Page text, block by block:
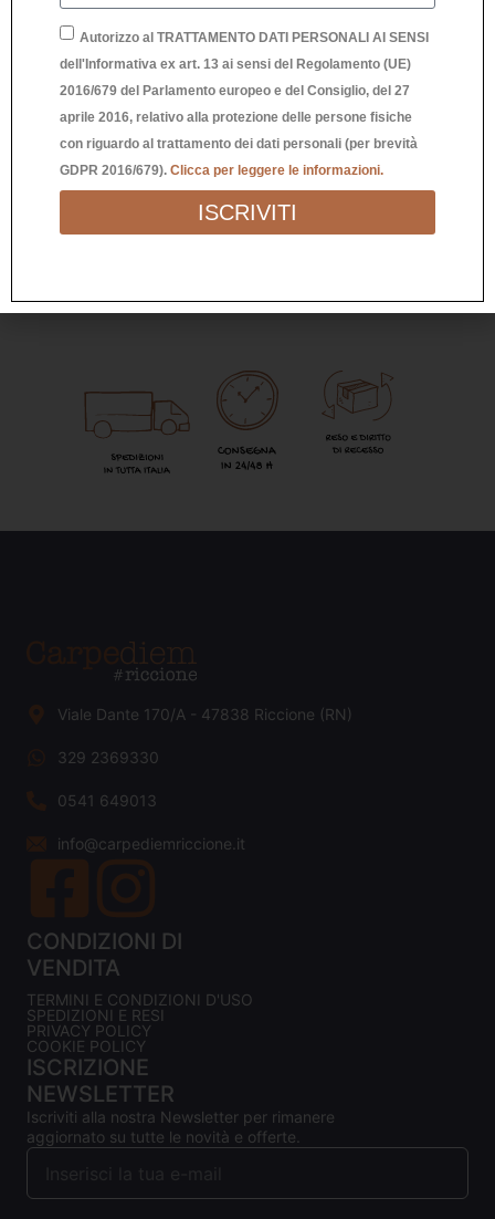
QUADRETTO IN LEGNO “NOI TUTTA
UN’ALTRA STORIA”
33,90€
Viale Dante 170/A - 47838 Riccione (RN)
329 2369330
0541 649013
info@carpediemriccione.it
CONDIZIONI DI
VENDITA
TERMINI E CONDIZIONI D'USO
SPEDIZIONI E RESI
PRIVACY POLICY
COOKIE POLICY
ISCRIZIONE
NEWSLETTER
Iscriviti alla nostra Newsletter per rimanere
aggiornato su tutte le novità e offerte.
Autorizzo al TRATTAMENTO DATI PERSONALI AI SENSI
dell'Informativa ex art. 13 ai sensi del Regolamento (UE)
2016/679 del Parlamento europeo e del Consiglio, del 27
aprile 2016, relativo alla protezione delle persone fisiche
con riguardo al trattamento dei dati personali (per brevità
GDPR 2016/679). Clicca per leggere le informazioni.
ISCRIVITI